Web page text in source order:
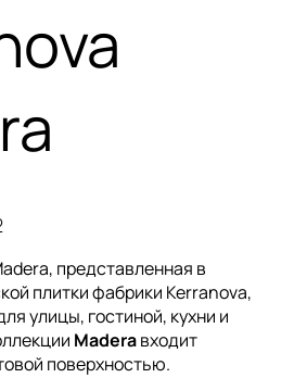
представленная в
плиткифабрики Kerranova,
улицы, гостиной, кухни и
Maderaвходит
поверхностью.